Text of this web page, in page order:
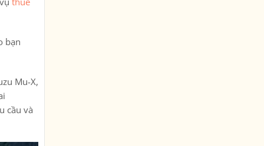
bạn
Mu-X,
cầu và